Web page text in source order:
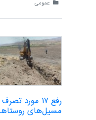
عمومی
رفع ۱۷ مورد
مسیل‌های